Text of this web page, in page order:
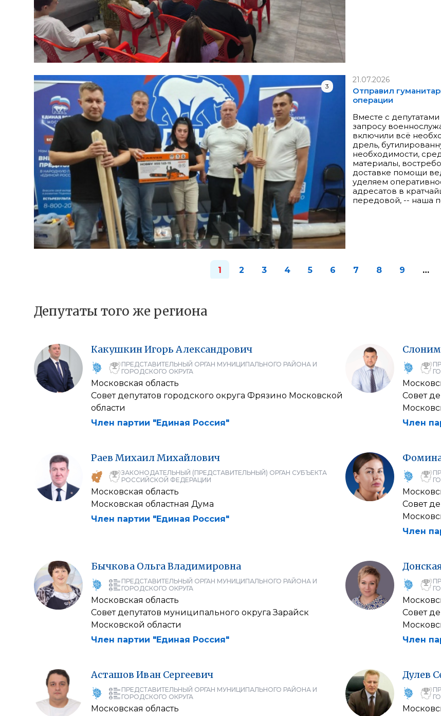
3
21.07.2026
Отправил
операции
Вместе с
запросу
включили всё
дрель,
необходимости,
материалы,
доставке помощи
уделяем
адресатов в
передовой, -- наша
1 2 3 4 5 6 7 8 9 …
Депутаты того же региона
КакушкинИгорь Александрович
ПРЕДСТАВИТЕЛЬНЫЙ ОРГАН МУНИЦИПАЛЬНОГО РАЙОНА И
ГОРОДСКОГО ОКРУГА
Московская область
Совет депутатов городского округа Фрязино Московской
области
Член партии "Единая Россия"
Совет
Член
Раев МихаилМихайлович
ЗАКОНОДАТЕЛЬНЫЙ (ПРЕДСТАВИТЕЛЬНЫЙ) ОРГАН СУБЪЕКТА
РОССИЙСКОЙ ФЕДЕРАЦИИ
Московская область
Московская областная Дума
Член партии "Единая Россия"
Совет
Член
Бычкова ОльгаВладимировна
ПРЕДСТАВИТЕЛЬНЫЙ ОРГАН МУНИЦИПАЛЬНОГО РАЙОНА И
ГОРОДСКОГО ОКРУГА
Московская область
Совет депутатов муниципального округа Зарайск
Московской области
Член партии "Единая Россия"
Совет
Член
Асташов Иван Сергеевич
ПРЕДСТАВИТЕЛЬНЫЙ ОРГАН МУНИЦИПАЛЬНОГО РАЙОНА И
ГОРОДСКОГО ОКРУГА
Московская область
Дулев